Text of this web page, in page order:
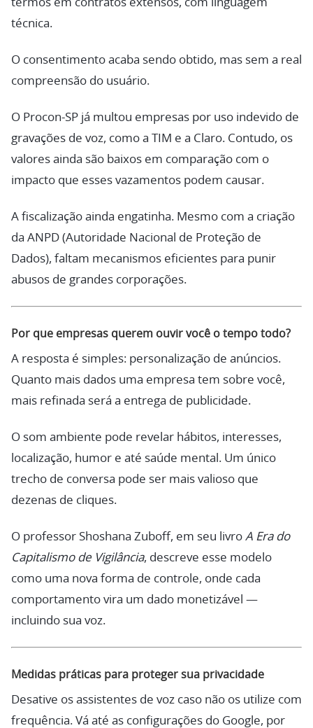
termos em contratos extensos, com linguagem
técnica.
O consentimento acaba sendo obtido, mas sem a real
compreensão do usuário.
O Procon-SP já multou empresas por uso indevido de
gravações de voz, como a TIM e a Claro. Contudo, os
valores ainda são baixos em comparação com o
impacto que esses vazamentos podem causar.
A fiscalização ainda engatinha. Mesmo com a criação
da ANPD (Autoridade Nacional de Proteção de
Dados), faltam mecanismos eficientes para punir
abusos de grandes corporações.
Por que empresas querem ouvir você o tempo todo?
A resposta é simples: personalização de anúncios.
Quanto mais dados uma empresa tem sobre você,
mais refinada será a entrega de publicidade.
O som ambiente pode revelar hábitos, interesses,
localização, humor e até saúde mental. Um único
trecho de conversa pode ser mais valioso que
dezenas de cliques.
O professor Shoshana Zuboff, em seu livro A Era do
Capitalismo de Vigilância, descreve esse modelo
como uma nova forma de controle, onde cada
comportamento vira um dado monetizável —
incluindo sua voz.
Medidas práticas para proteger sua privacidade
Desative os assistentes de voz caso não os utilize com
frequência. Vá até as configurações do Google, por